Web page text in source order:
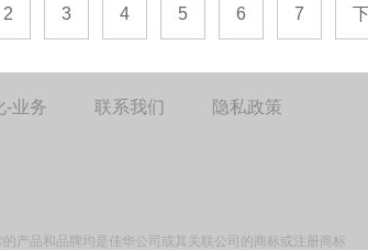
2 3 4 5 6 7
-业务 联系我们 隐私政策
产品和品牌均是佳华公司或其关联公司的商标或注册商标